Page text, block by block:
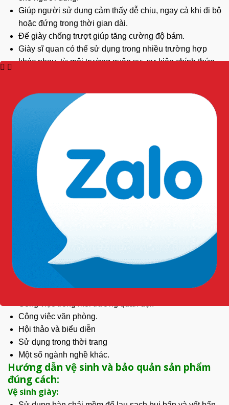
Giúp người sử dụng cảm thấy dễ chịu, ngay cả khi đi bộ
hoặc đứng trong thời gian dài.
Đế giày chống trượt giúp tăng cường độ bám.
Giày sĩ quan có thể sử dụng trong nhiều trường hợp
khác nhau, từ môi trường quân sự, sự kiện chính thức.
Ứng dụng của sản phẩm:
Công việc văn phòng.
Hội thảo và biểu diễn
Sử dụng trong thời trang
Một số ngành nghề khác.
Hướng dẫn vệ sinh và bảo quản sản phẩm
đúng cách:
Vệ sinh giày: